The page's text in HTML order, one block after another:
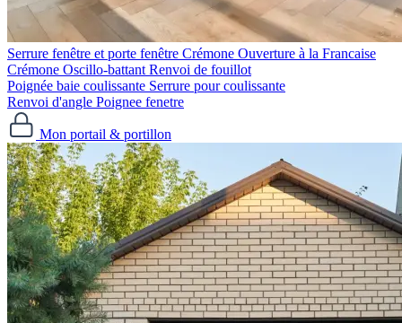
Serrure fenêtre et porte fenêtre
Crémone Ouverture à la Francaise
Crémone Oscillo-battant Renvoi de fouillot
Poignée baie coulissante Serrure pour coulissante
Renvoi d'angle Poignee fenetre
Mon portail & portillon